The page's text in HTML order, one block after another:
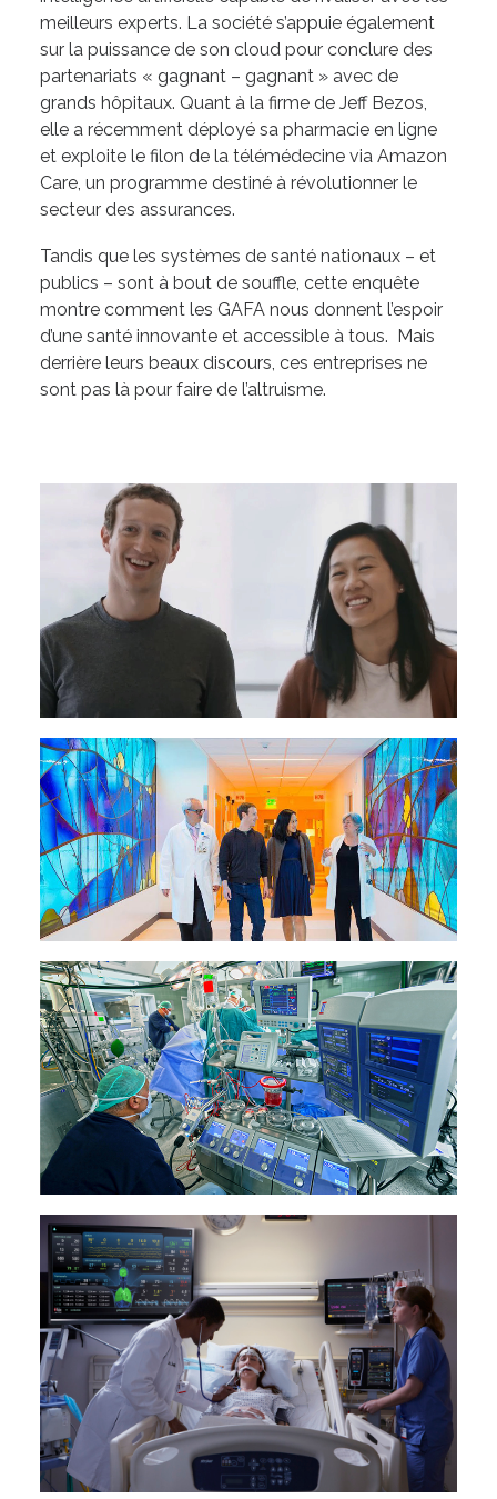
meilleurs experts. La société s’appuie également
sur la puissance de son cloud pour conclure des
partenariats « gagnant – gagnant » avec de
grands hôpitaux. Quant à la firme de Jeff Bezos,
elle a récemment déployé sa pharmacie en ligne
et exploite le filon de la télémédecine via Amazon
Care, un programme destiné à révolutionner le
secteur des assurances.
Tandis que les systèmes de santé nationaux – et
publics – sont à bout de souffle, cette enquête
montre comment les GAFA nous donnent l’espoir
d’une santé innovante et accessible à tous. Mais
derrière leurs beaux discours, ces entreprises ne
sont pas là pour faire de l’altruisme.